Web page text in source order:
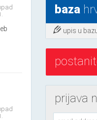
baza
upis u
prijava